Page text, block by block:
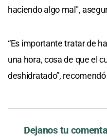
haciendo algo mal",
“Es importante tratar de
una hora, cosa de que el
deshidratado”,
Dejanos tu